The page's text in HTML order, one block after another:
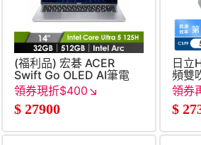
(福利品) 宏碁 ACER
Swift Go OLED AI筆電
14&#034; (Intel Core
Ultra 5
認證) 銀
領券現折$400↘
$ 27900
日立
頻雙
領券
$